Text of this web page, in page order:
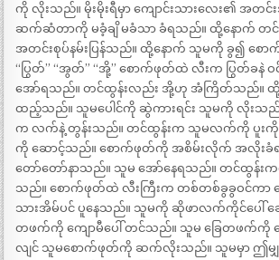
ကို လိုးသည်။ မိုးမိုးရီမှာ ကျောင်းသားလေး၏ အတင်း
ဆက်ဆံတာကို မခံ့ချိ မခံသာ ခံရသည်။ ထို့နောက် တင်
အတင်းစုပ်နမ်းပြန်သည်။ ထို့နောက် သူမကို ခွ၍ စ
“ပြွတ်” “အွတ်” “အို့” စောက်ဖုတ်ထဲ လီးက ပြွတ်ခနဲ
အော်ရသည်။ တင်ထွန်းလည်း အို့ဟု အံကြိတ်သည်။ ထို့
ထည့်သည်။ သူမပေါင်ကို ဆွဲကားရင်း သူမကို လိုးသ
က လက်နဲ့ တွန်းသည်။ တင်ထွန်းက သူမလက်ကို ပူးကို
ကို ဆောင့်သည်။ စောက်ဖုတ်ကို အစိမ်းလိုက် အလိုးခံရသ
တော်တော်နာသည်။ သူမ အော်နေရသည်။ တင်ထွန်း
သည်။ စောက်ဖုတ်ထဲ လီးကြီးက တစ်တစ်ခွခွဝင်ကာ
သားအိမ်ပင် ပူနေသည်။ သူမကို ဆိုဖာလက်ကိုင်ပေါ် ခေ
တဖက်ကို ကျောမီပေါ် တင်သည်။ သူမ ခြေတဖက်ကို အ
လျင် သူမစောက်ဖုတ်ကို ဆက်လိုးသည်။ သူမမှာ ဤမျှ